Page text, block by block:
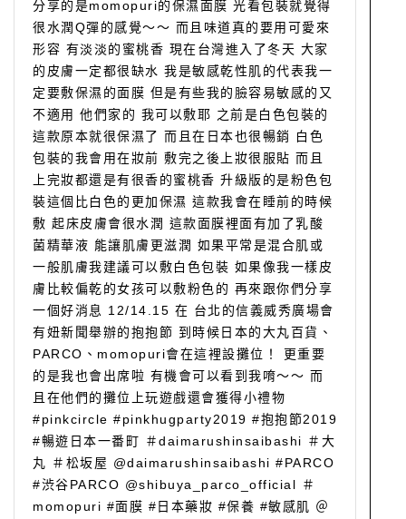
分享的是momopuri的保濕面膜 光看包裝就覺得
很水潤Q彈的感覺～～ 而且味道真的要用可愛來
形容 有淡淡的蜜桃香 現在台灣進入了冬天 大家
的皮膚一定都很缺水 我是敏感乾性肌的代表我一
定要敷保濕的面膜 但是有些我的臉容易敏感的又
不適用 他們家的 我可以敷耶 之前是白色包裝的
這款原本就很保濕了 而且在日本也很暢銷 白色
包裝的我會用在妝前 敷完之後上妝很服貼 而且
上完妝都還是有很香的蜜桃香 升級版的是粉色包
裝這個比白色的更加保濕 這款我會在睡前的時候
敷 起床皮膚會很水潤 這款面膜裡面有加了乳酸
菌精華液 能讓肌膚更滋潤 如果平常是混合肌或
一般肌膚我建議可以敷白色包裝 如果像我一樣皮
膚比較偏乾的女孩可以敷粉色的 再來跟你們分享
一個好消息 12/14.15 在 台北的信義威秀廣場會
有妞新聞舉辦的抱抱節 到時候日本的大丸百貨、
PARCO、momopuri會在這裡設攤位！ 更重要
的是我也會出席啦 有機會可以看到我唷～～ 而
且在他們的攤位上玩遊戲還會獲得小禮物
#pinkcircle #pinkhugparty2019 #抱抱節2019
#暢遊日本一番町 ＃daimarushinsaibashi ＃大
丸 ＃松坂屋 @daimarushinsaibashi #PARCO
#渋谷PARCO @shibuya_parco_official ＃
momopuri #面膜 #日本藥妝 #保養 #敏感肌 ＠